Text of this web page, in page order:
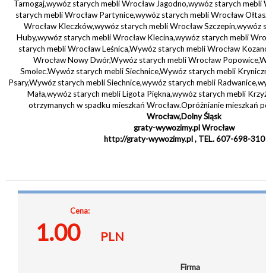
Tarnogaj,wywóz starych mebli Wrocław Jagodno,wywóz starych mebli
starych mebli Wrocław Partynice,wywóz starych mebli Wrocław
Wrocław Kleczków,wywóz starych mebli Wrocław Szczepin,wywóz
Huby,wywóz starych mebli Wrocław Klecina,wywóz starych mebli
starych mebli Wrocław Leśnica,Wywóz starych mebli Wrocław
Wrocław Nowy Dwór,Wywóz starych mebli Wrocław
Smolec.Wywóz starych mebli Siechnice,Wywóz starych mebli
Psary,Wywóz starych mebli Siechnice,wywóz starych mebli
Mała,wywóz starych mebli Ligota Piękna,wywóz starych mebli
otrzymanych w spadku mieszkań Wrocław.Opróżnianie mieszkań
Wrocław,Dolny Śląsk
graty-wywozimy.pl Wrocław
http://graty-wywozimy.pl , TEL. 607-698-310
Cena:
1.00 PLN
Firma